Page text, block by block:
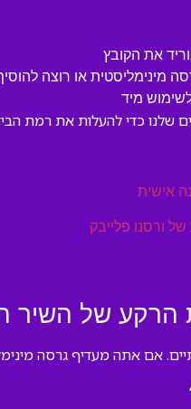
את הקובץ
מינימליסטית או רוצה
מיד
שלנו כדי להעלות את רמת
אישית
של ורסנו פלייבק
הרקע של השיר
אם אתה מעדיף גרסה